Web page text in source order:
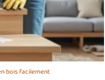
bois facilement